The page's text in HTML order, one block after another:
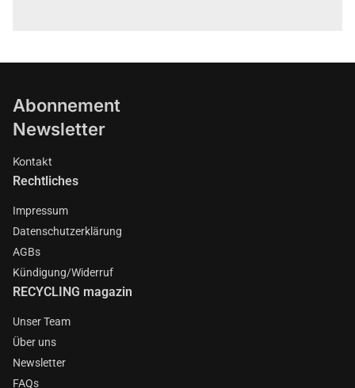
Abonnement
Newsletter
Kontakt
Rechtliches
Impressum
Datenschutzerklärung
AGBs
Kündigung/Widerruf
RECYCLING magazin
Unser Team
Über uns
Newsletter
FAQs